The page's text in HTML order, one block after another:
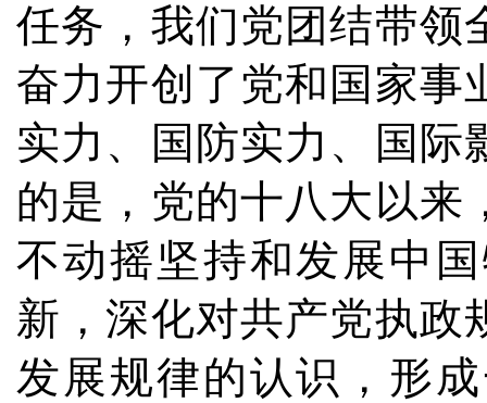
任务，我们党团结带领
奋力开创了党和国家事
实力、国防实力、国际
的是，党的十八大以来
不动摇坚持和发展中
新，深化对共产党执政
发展规律的认识，形